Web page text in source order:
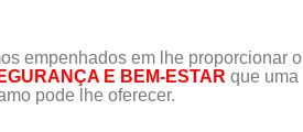
empenhados em lhe proporcionar o
E BEM-ESTAR que uma
pode lhe oferecer.